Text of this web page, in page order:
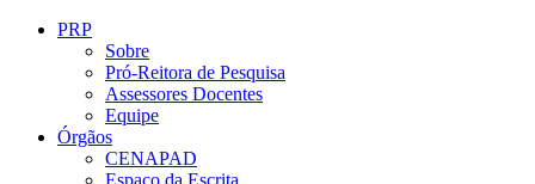
Conteúdo principal
PRP
Sobre
Pró-Reitora de Pesquisa
Assessores Docentes
Equipe
Órgãos
CENAPAD
Espaço da Escrita